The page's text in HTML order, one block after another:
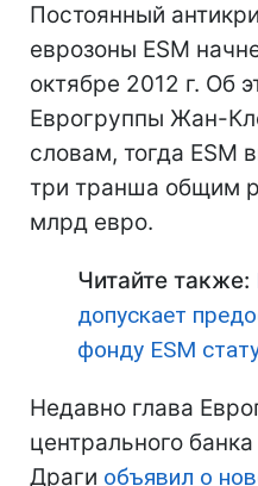
Постоянный
еврозоны ESM
октябре 2012 г. Об
Еврогруппы Жан-
словам, тогда ESM
три транша общим
млрд евро.
Читайте также:
допускает
фонду ESM
Недавно глава
центрального
Драги объявил о